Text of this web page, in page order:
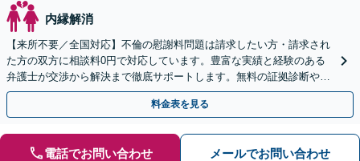
内縁解消
【来所不要／全国対応】不倫の慰謝料問題は請求したい方・請求され
た方の双方に相談料0円で対応しています。豊富な実績と経験のある
弁護士が交渉から解決まで徹底サポートします。無料の証拠診断や着
手金の返還保証もありますので安心してご相談ください。
料金表を見る
電話でお問い合わせ メールでお問い合わせ